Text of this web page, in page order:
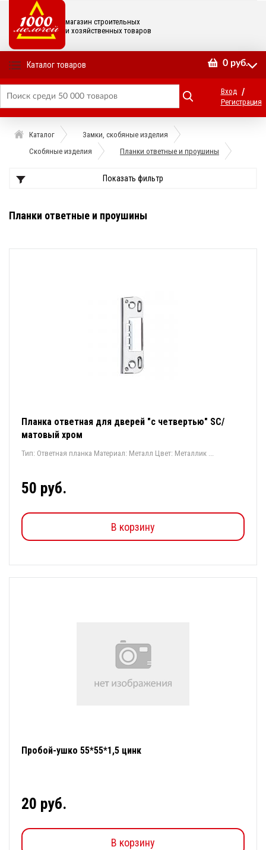
магазин строительных
и хозяйственных товаров
Каталог товаров 0 руб.
Вход /
Регистрация
Каталог
Замки, скобяные изделия
Скобяные изделия
Планки ответные и проушины
Показать фильтр
Планки ответные и проушины
Планка ответная для дверей "с четвертью" SC/
матовый хром
Тип: Ответная планка Материал: Металл Цвет: Металлик ...
50 руб.
В корзину
Пробой-ушко 55*55*1,5 цинк
20 руб.
В корзину